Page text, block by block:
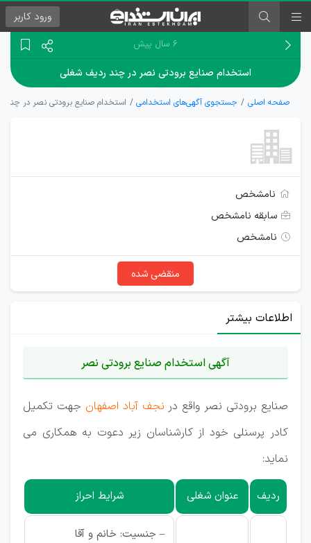
ورود کاربر
۶ سال پیش
استخدام صنایع برودتی نصر در چند ردیف شغلی
صفحه اصلی جستجوی آگهی‌های استخدامی استخدام صنایع برودتی نصر در چند
نامشخص
سابقه نامشخص
نامشخص
منقضی شده
اطلاعات بیشتر
آگهی استخدام صنایع برودتی نصر
صنایع برودتی نصر واقع در نجف آباد اصفهان جهت تکمیل
کادر پرسنلی خود از کارشناسان زیر دعوت به همکاری می
نماید:
ردیف عنوان شغلی شرایط احراز
– جنسیت: خانم و آقا